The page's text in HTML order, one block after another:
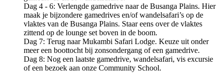
Dag 4 - 6: Verlengde gamedrive naar de Busanga Plains. Hier
maak je bijzondere gamedrives en/of wandelsafari’s op de
vlaktes van de Busanga Plains. Staar eens over de vlaktes
zittend op de lounge set boven in de boom.
Dag 7: Terug naar Mukambi Safari Lodge. Keuze uit onder
meer een boottocht bij zonsondergang of een gamedrive.
Dag 8: Nog een laatste gamedrive, wandelsafari, vis excursie
of een bezoek aan onze Community School.